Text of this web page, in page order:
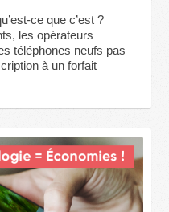
ce que c’est ?
les opérateurs
téléphones neufs pas
à un forfait